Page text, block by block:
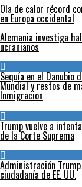
Ola de calor récord
en Europa occidental
Alemania investiga
ucranianos
Sequía en el Danubio
Mundial y restos de
Inmigracion
Trump vuelve a
de la Corte Suprema
Administración
ciudadanía de EE. UU.